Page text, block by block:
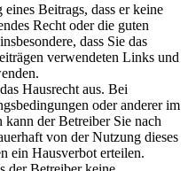
Beitrags, dass er keine
Recht oder die guten
dass Sie das
verwendeten Links und
Hausrecht aus. Bei
oder anderer im
der Betreiber Sie nach
von der Nutzung dieses
ein Hausverbot erteilen.